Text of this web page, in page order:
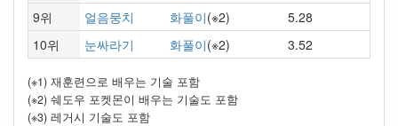
9위
얼음뭉치 화풀이(※2)
5.28
10위
눈싸라기 화풀이(※2) 3.52
(※1) 재훈련으로 배우는 기술 포함
(※2) 쉐도우 포켓몬이 배우는 기술도 포함
(※3) 레거시 기술도 포함